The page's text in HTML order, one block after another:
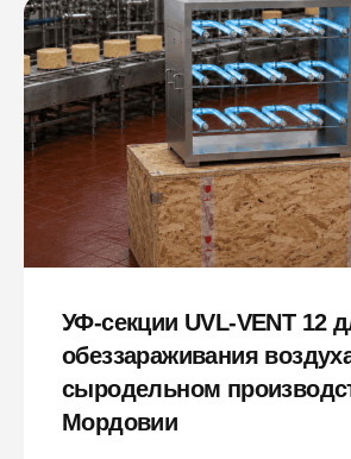
УФ-секции UVL-VENT 12
обеззараживания
сыродельном
Мордовии